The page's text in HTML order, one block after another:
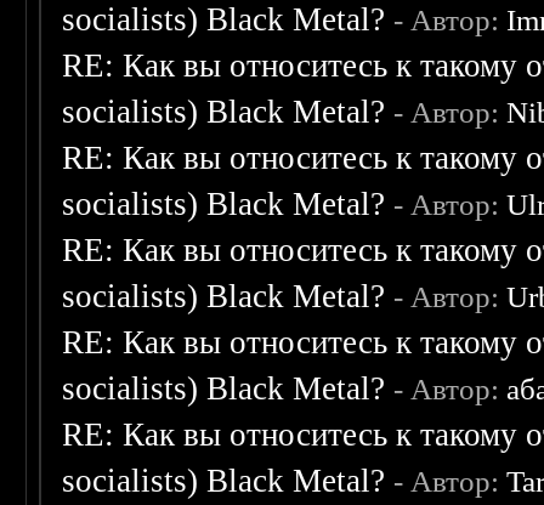
socialists) Black Metal? - Автор:
RE: Как вы относитесь к такому
socialists) Black Metal? - Автор:
RE: Как вы относитесь к такому
socialists) Black Metal? - Автор:
RE: Как вы относитесь к такому
socialists) Black Metal? - Автор:
RE: Как вы относитесь к такому
socialists) Black Metal? - Автор:
RE: Как вы относитесь к такому
socialists) Black Metal? - Автор: